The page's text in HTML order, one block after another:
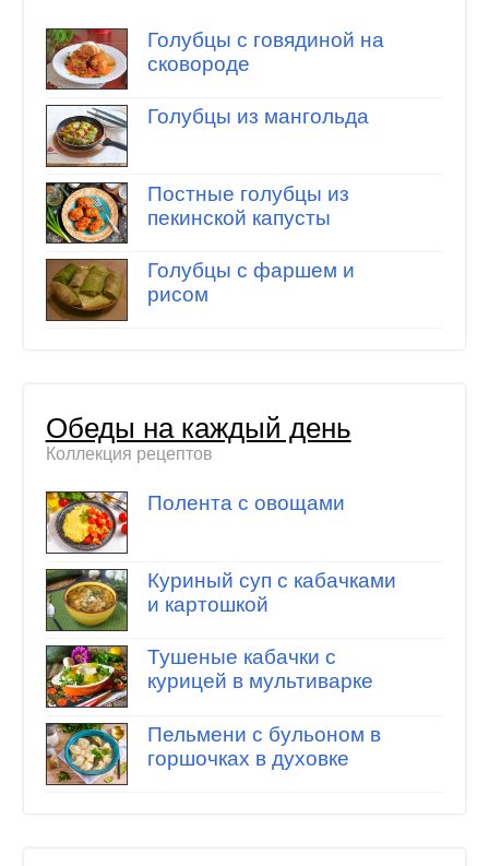
Голубцы с говядиной на
сковороде
Голубцы из мангольда
Постные голубцы из
пекинской капусты
Голубцы с фаршем и
рисом
Обеды на каждый день
Коллекция рецептов
Полента с овощами
Куриный суп с кабачками
и картошкой
Тушеные кабачки с
курицей в мультиварке
Пельмени с бульоном в
горшочках в духовке